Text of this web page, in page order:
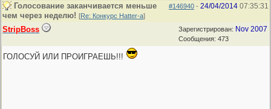
#146940 - 24/04/2014 07:35:31
Голосование заканчивается меньше
чем через неделю! [Re: Конкурс Hatter-a]
Зарегистрирован: Nov 2007
Сообщения: 473
StripBoss
ГОЛОСУЙ ИЛИ ПРОИГРАЕШЬ!!!